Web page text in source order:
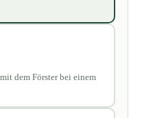
dem Förster bei einem